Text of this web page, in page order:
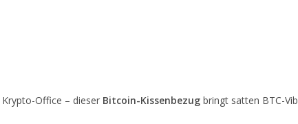
Office – dieser Bitcoin-Kissenbezug bringt satten BTC-